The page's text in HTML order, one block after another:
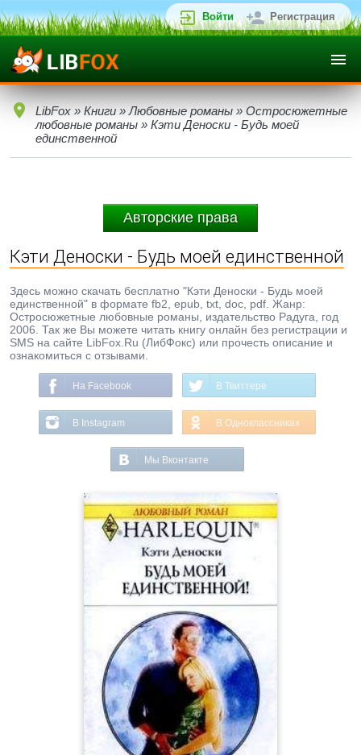
Войти Регистрация
LibFox » Книги » Любовные романы » Остросюжетные
любовные романы » Кэти Деноски - Будь моей
единственной
Авторские права
Кэти Деноски - Будь моей единственной
Здесь можно скачать бесплатно "Кэти Деноски - Будь моей
единственной" в формате fb2, epub, txt, doc, pdf. Жанр:
Остросюжетные любовные романы, издательство Радуга, год
2006. Так же Вы можете читать книгу онлайн без регистрации и
SMS на сайте LibFox.Ru (ЛибФокс) или прочесть описание и
ознакомиться с отзывами.
На Facebook В Твиттере
В Instagram В Одноклассниках
Мы Вконтакте